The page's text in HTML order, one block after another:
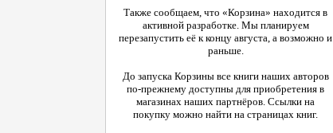
Также сообщаем, что «Корзина» находится в
активной разработке. Мы планируем
перезапустить её к концу августа, а возможно и
раньше.
До запуска Корзины все книги наших авторов
по-прежнему доступны для приобретения в
магазинах наших партнёров. Ссылки на
покупку можно найти на страницах книг.